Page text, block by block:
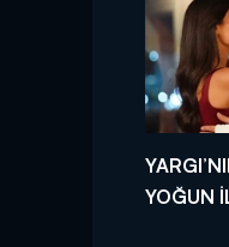
YOĞUN